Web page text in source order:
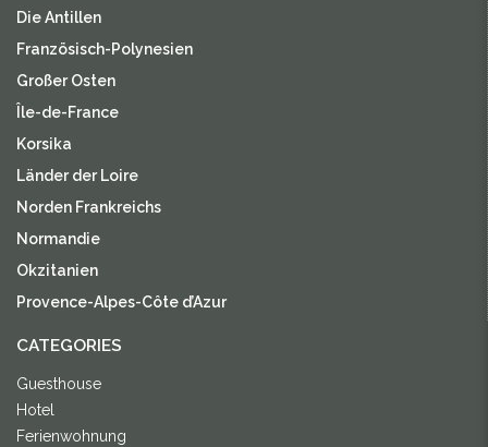
Die Antillen
Französisch-Polynesien
Großer Osten
Île-de-France
Korsika
Länder der Loire
Norden Frankreichs
Normandie
Okzitanien
Provence-Alpes-Côte d’Azur
CATEGORIES
Guesthouse
Hotel
Ferienwohnung